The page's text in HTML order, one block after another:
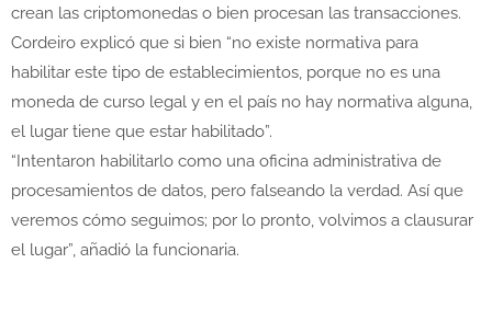
crean las criptomonedas o bien procesan las transacciones.
Cordeiro explicó que si bien “no existe normativa para
habilitar este tipo de establecimientos, porque no es una
moneda de curso legal y en el país no hay normativa alguna,
el lugar tiene que estar habilitado”.
“Intentaron habilitarlo como una oficina administrativa de
procesamientos de datos, pero falseando la verdad. Así que
veremos cómo seguimos; por lo pronto, volvimos a clausurar
el lugar”, añadió la funcionaria.